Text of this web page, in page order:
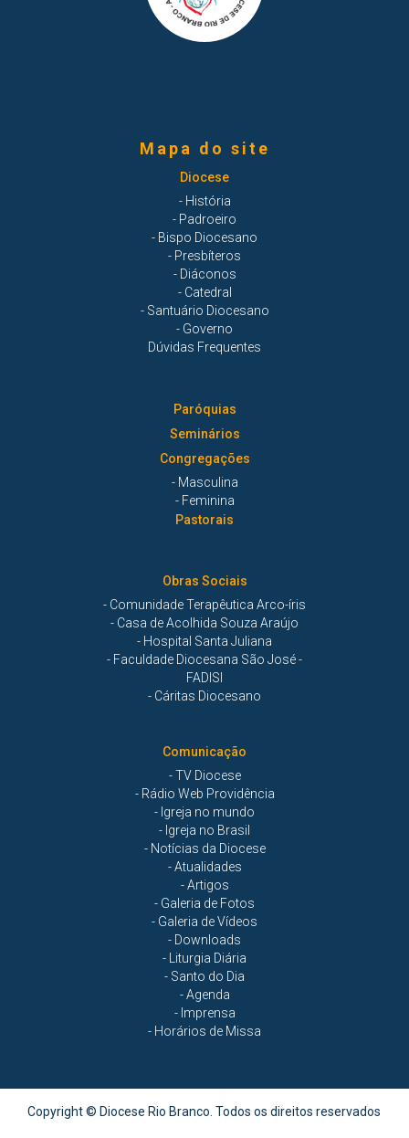
Mapa do site
Diocese
- História
- Padroeiro
- Bispo Diocesano
- Presbíteros
- Diáconos
- Catedral
- Santuário Diocesano
- Governo
Dúvidas Frequentes
Paróquias
Seminários
Congregações
- Masculina
- Feminina
Pastorais
Obras Sociais
- Comunidade Terapêutica Arco-íris
- Casa de Acolhida Souza Araújo
- Hospital Santa Juliana
- Faculdade Diocesana São José -
FADISI
- Cáritas Diocesano
Comunicação
- TV Diocese
- Rádio Web Providência
- Igreja no mundo
- Igreja no Brasil
- Notícias da Diocese
- Atualidades
- Artigos
- Galeria de Fotos
- Galeria de Vídeos
- Downloads
- Liturgia Diária
- Santo do Dia
- Agenda
- Imprensa
- Horários de Missa
Copyright © Diocese Rio Branco. Todos os direitos reservados